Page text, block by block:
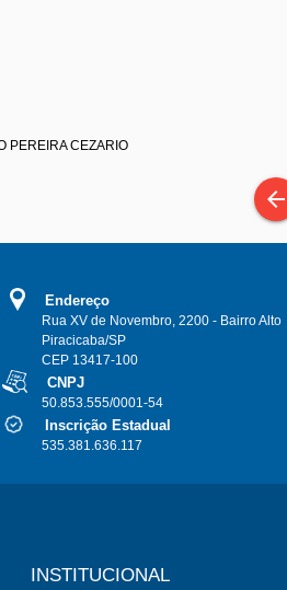
PEREIRA CEZARIO
arrow_back
Endereço
Rua XV de Novembro, 2200 - Bairro Alto
Piracicaba/SP
CEP 13417-100
CNPJ
50.853.555/0001-54
Inscrição Estadual
535.381.636.117
INSTITUCIONAL